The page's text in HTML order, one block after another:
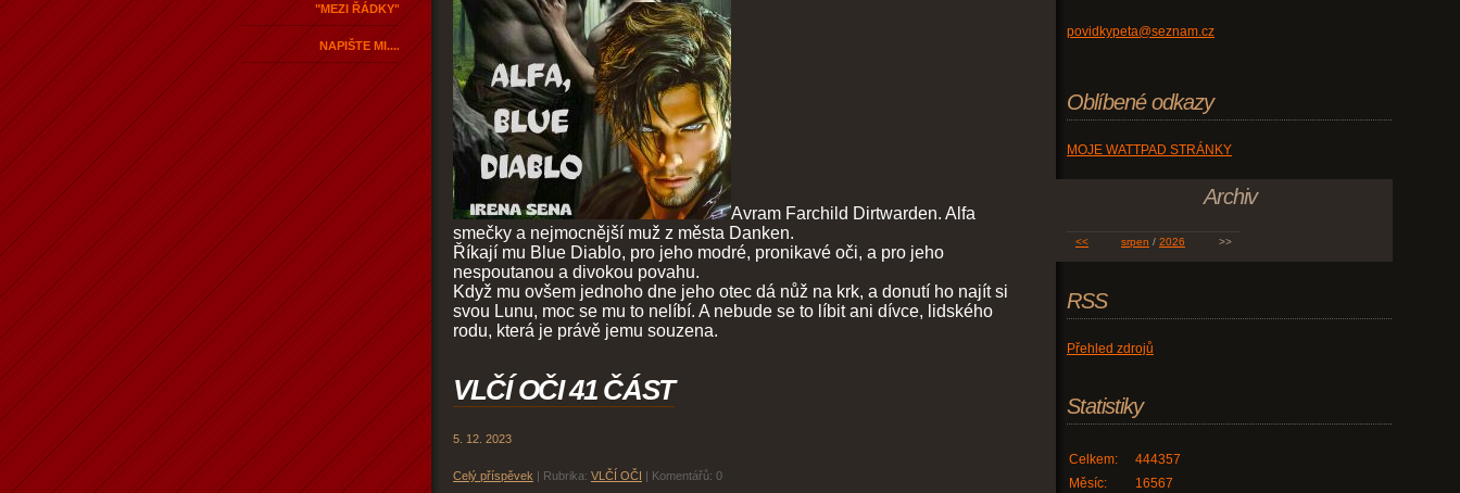
"MEZI ŘÁDKY"
NAPIŠTE MI....
Avram Farchild Dirtwarden. Alfa
smečky a nejmocnější muž z města Danken.
Říkají mu Blue Diablo, pro jeho modré, pronikavé oči, a pro jeho
nespoutanou a divokou povahu.
Když mu ovšem jednoho dne jeho otec dá nůž na krk, a donutí ho najít si
svou Lunu, moc se mu to nelíbí. A nebude se to líbit ani dívce, lidského
rodu, která je právě jemu souzena.
VLČÍ OČI 41 ČÁST
5. 12. 2023
Celý příspěvek | Rubrika: VLČÍ OČI | Komentářů: 0
povidkypeta@seznam.cz
Oblíbené odkazy
MOJE WATTPAD STRÁNKY
Archiv
<< srpen / 2026 >>
RSS
Přehled zdrojů
Statistiky
Celkem:
444357
Měsíc:
16567